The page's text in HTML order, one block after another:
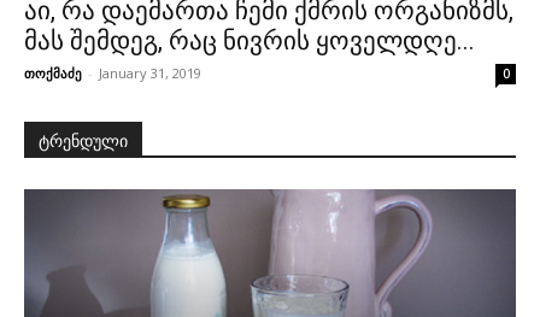
აი, რა დაემართა ჩემი ქმრის ორგანიზმს,
მას შემდეგ, რაც ნივრის ყოველდღე...
თოქმაძე - January 31, 2019 0
ტრენდული